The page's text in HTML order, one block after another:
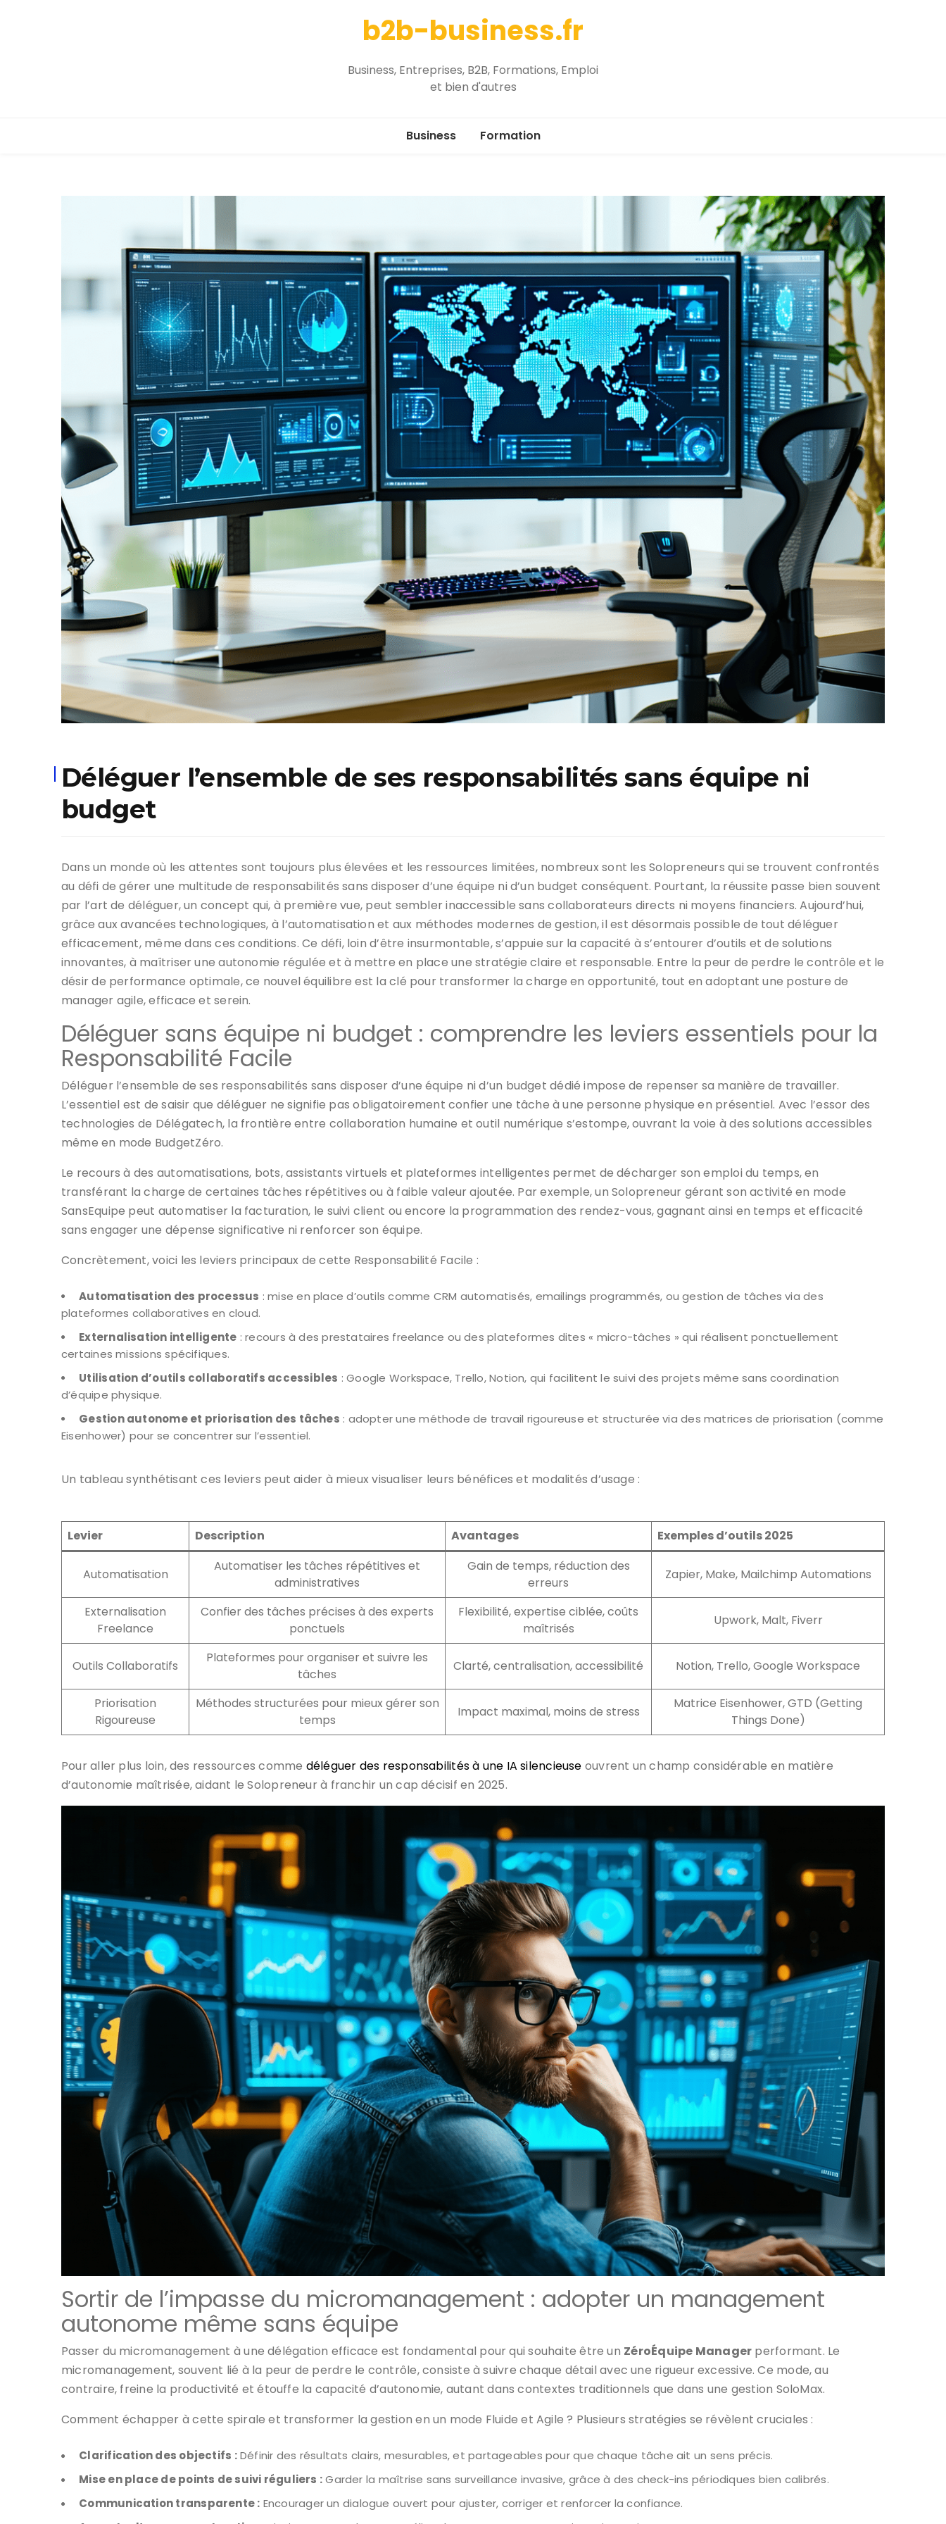
b2b-business.fr
Business, Entreprises, B2B, Formations, Emploi
et bien d'autres
Business Formation
Déléguer l’ensemble de ses responsabilités sans équipe ni
budget
Dans un monde où les attentes sont toujours plus élevées et les ressources limitées, nombreux sont les Solopreneurs qui se trouvent confrontés
au défi de gérer une multitude de responsabilités sans disposer d’une équipe ni d’un budget conséquent. Pourtant, la réussite passe bien souvent
par l’art de déléguer, un concept qui, à première vue, peut sembler inaccessible sans collaborateurs directs ni moyens financiers. Aujourd’hui,
grâce aux avancées technologiques, à l’automatisation et aux méthodes modernes de gestion, il est désormais possible de tout déléguer
efficacement, même dans ces conditions. Ce défi, loin d’être insurmontable, s’appuie sur la capacité à s’entourer d’outils et de solutions
innovantes, à maîtriser une autonomie régulée et à mettre en place une stratégie claire et responsable. Entre la peur de perdre le contrôle et le
désir de performance optimale, ce nouvel équilibre est la clé pour transformer la charge en opportunité, tout en adoptant une posture de
manager agile, efficace et serein.
Déléguer sans équipe ni budget : comprendre les leviers essentiels pour la
Responsabilité Facile
Déléguer l’ensemble de ses responsabilités sans disposer d’une équipe ni d’un budget dédié impose de repenser sa manière de travailler.
L’essentiel est de saisir que déléguer ne signifie pas obligatoirement confier une tâche à une personne physique en présentiel. Avec l’essor des
technologies de Délégatech, la frontière entre collaboration humaine et outil numérique s’estompe, ouvrant la voie à des solutions accessibles
même en mode BudgetZéro.
Le recours à des automatisations, bots, assistants virtuels et plateformes intelligentes permet de décharger son emploi du temps, en
transférant la charge de certaines tâches répétitives ou à faible valeur ajoutée. Par exemple, un Solopreneur gérant son activité en mode
SansEquipe peut automatiser la facturation, le suivi client ou encore la programmation des rendez-vous, gagnant ainsi en temps et efficacité
sans engager une dépense significative ni renforcer son équipe.
Concrètement, voici les leviers principaux de cette Responsabilité Facile :
Automatisation des processus : mise en place d’outils comme CRM automatisés, emailings programmés, ou gestion de tâches via des
plateformes collaboratives en cloud.
Externalisation intelligente : recours à des prestataires freelance ou des plateformes dites « micro-tâches » qui réalisent ponctuellement
certaines missions spécifiques.
Utilisation d’outils collaboratifs accessibles : Google Workspace, Trello, Notion, qui facilitent le suivi des projets même sans coordination
d’équipe physique.
Gestion autonome et priorisation des tâches : adopter une méthode de travail rigoureuse et structurée via des matrices de priorisation (comme
Eisenhower) pour se concentrer sur l’essentiel.
Un tableau synthétisant ces leviers peut aider à mieux visualiser leurs bénéfices et modalités d’usage :
Levier Description Avantages Exemples d’outils 2025
Automatisation
Automatiser les tâches répétitives et
administratives
Gain de temps, réduction des
erreurs
Zapier, Make, Mailchimp Automations
Externalisation
Freelance
Confier des tâches précises à des experts
ponctuels
Flexibilité, expertise ciblée, coûts
maîtrisés
Upwork, Malt, Fiverr
Outils Collaboratifs
Plateformes pour organiser et suivre les
tâches
Clarté, centralisation, accessibilité Notion, Trello, Google Workspace
Priorisation
Rigoureuse
Méthodes structurées pour mieux gérer son
temps
Impact maximal, moins de stress
Matrice Eisenhower, GTD (Getting
Things Done)
Pour aller plus loin, des ressources comme déléguer des responsabilités à une IA silencieuse ouvrent un champ considérable en matière
d’autonomie maîtrisée, aidant le Solopreneur à franchir un cap décisif en 2025.
Sortir de l’impasse du micromanagement : adopter un management
autonome même sans équipe
Passer du micromanagement à une délégation efficace est fondamental pour qui souhaite être un ZéroÉquipe Manager performant. Le
micromanagement, souvent lié à la peur de perdre le contrôle, consiste à suivre chaque détail avec une rigueur excessive. Ce mode, au
contraire, freine la productivité et étouffe la capacité d’autonomie, autant dans contextes traditionnels que dans une gestion SoloMax.
Comment échapper à cette spirale et transformer la gestion en un mode Fluide et Agile ? Plusieurs stratégies se révèlent cruciales :
Clarification des objectifs :Définir des résultats clairs, mesurables, et partageables pour que chaque tâche ait un sens précis.
Mise en place de points de suivi réguliers :Garder la maîtrise sans surveillance invasive, grâce à des check-ins périodiques bien calibrés.
Communication transparente : Encourager un dialogue ouvert pour ajuster, corriger et renforcer la confiance.